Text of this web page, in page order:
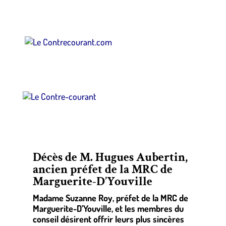
Décès de M. Hugues Aubertin,
ancien préfet de la MRC de
Marguerite-D’Youville
Madame Suzanne Roy, préfet de la MRC de
Marguerite-D’Youville, et les membres du
conseil désirent offrir leurs plus sincères